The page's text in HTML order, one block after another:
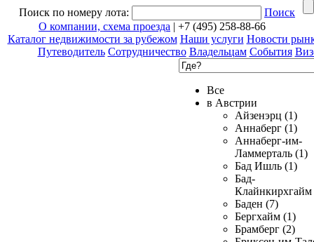
Поиск по номеру лота:
Поиск
О компании, схема проезда | +7 (495) 258-88-66
Каталог недвижимости за рубежом Наши услуги Новости
Путеводитель Сотрудничество Владельцам События
Все
в Австрии
Айзенэрц (1)
Аннаберг (1)
Аннаберг-им-
Ламмерталь (1)
Бад Ишль (1)
Бад-
Клайнкирхгайм
Баден (7)
Бергхайм (1)
Брамберг (2)